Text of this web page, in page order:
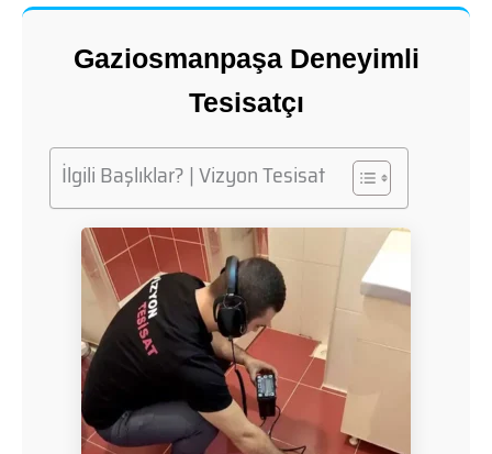
Gaziosmanpaşa Deneyimli
Tesisatçı
İlgili Başlıklar? | Vizyon Tesisat